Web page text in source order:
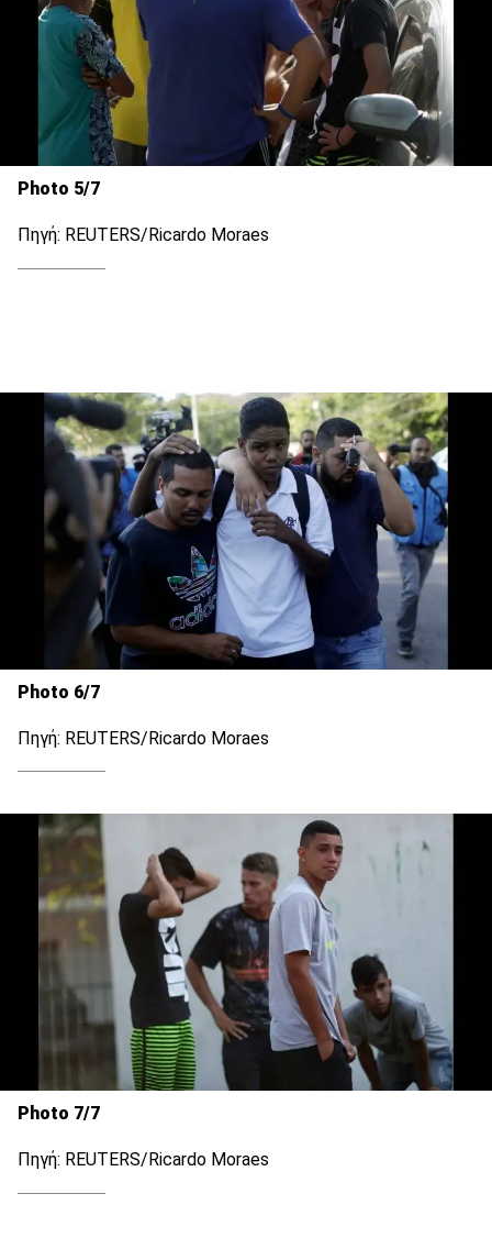
Photo 5/7
Πηγή: REUTERS/Ricardo Moraes
Photo 6/7
Πηγή: REUTERS/Ricardo Moraes
Photo 7/7
Πηγή: REUTERS/Ricardo Moraes